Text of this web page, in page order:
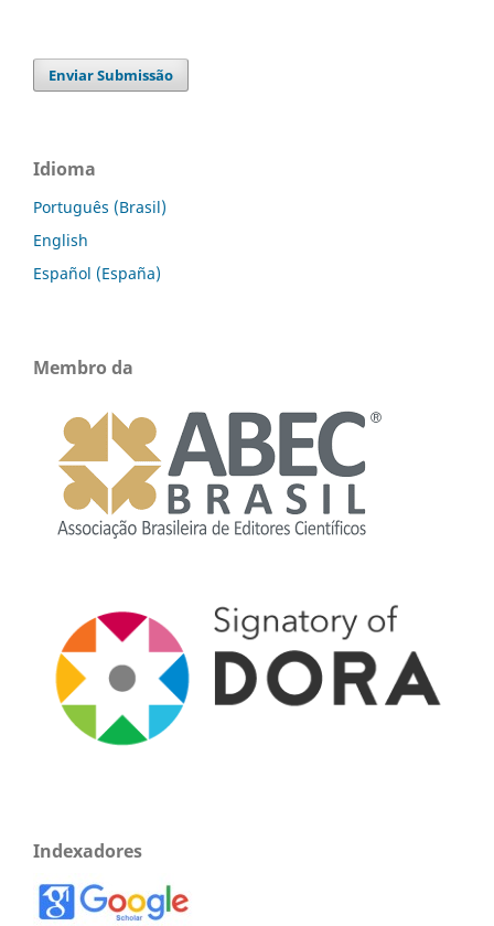
Enviar Submissão
Idioma
Português (Brasil)
English
Español (España)
Membro da
Indexadores